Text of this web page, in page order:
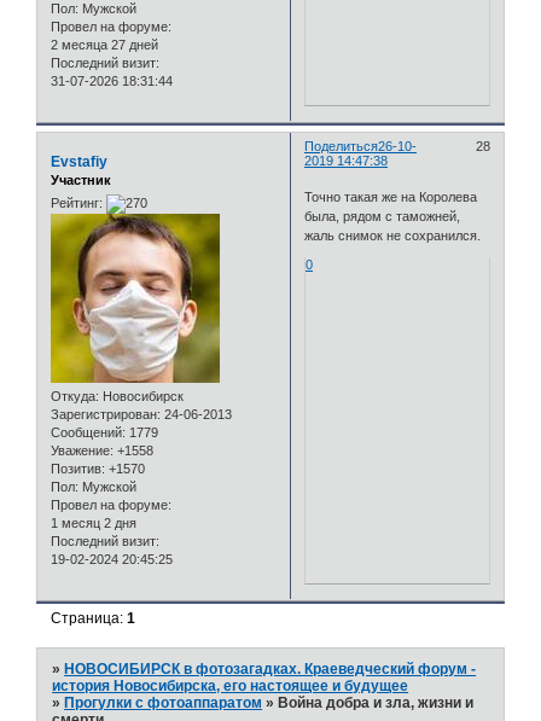
Пол: Мужской
Провел на форуме:
2 месяца 27 дней
Последний визит:
31-07-2026 18:31:44
Поделиться 28
26-10-
2019 14:47:38
Evstafiy
Участник
Рейтинг:
Откуда: Новосибирск
Зарегистрирован: 24-06-2013
Сообщений: 1779
Уважение: +1558
Позитив: +1570
Пол: Мужской
Провел на форуме:
1 месяц 2 дня
Последний визит:
19-02-2024 20:45:25
Точно такая же на Королева
была, рядом с таможней,
жаль снимок не сохранился.
0
Страница:1
» НОВОСИБИРСК в фотозагадках. Краеведческий форум -
история Новосибирска, его настоящее и будущее
» Прогулки с фотоаппаратом » Война добра и зла, жизни и